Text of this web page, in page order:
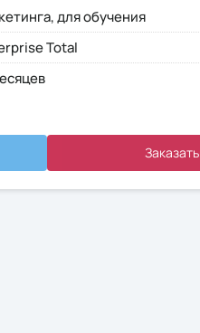
для обучения
Total
Заказать